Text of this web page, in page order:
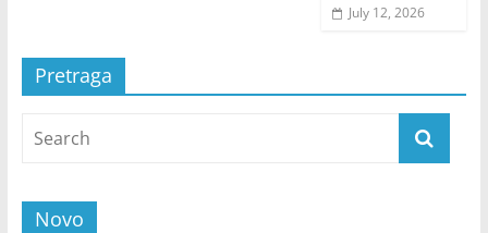
July 12, 2026
Pretraga
Novo